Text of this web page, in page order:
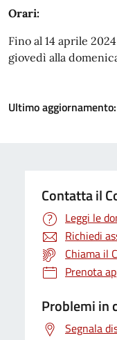
Orari:
Fino al 14 aprile
giovedì alla
Ultimo aggiornamento:
Contatta il
Leggi le
Richiedi
Chiama il
Prenota
Problemi in
Segnala